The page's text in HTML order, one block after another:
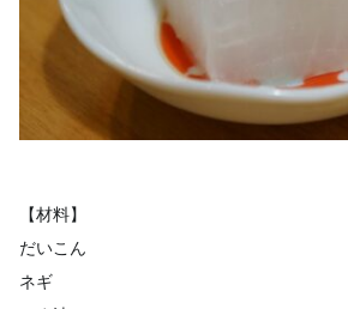
【材料】
だいこん
ネギ